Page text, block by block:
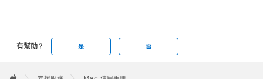
有幫助？ 是 否
Footer
